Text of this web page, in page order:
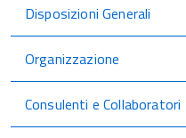
Disposizioni Generali
Organizzazione
Consulenti e Collaboratori